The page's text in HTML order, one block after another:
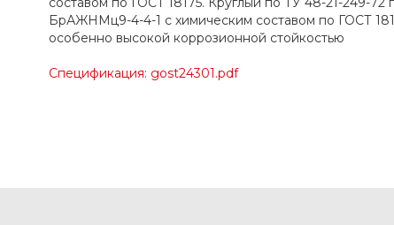
БрАЖНМц9-4-4-1 с химическим составом по ГОСТ
особенно высокой коррозионной стойкостью
Спецификация: gost24301.pdf